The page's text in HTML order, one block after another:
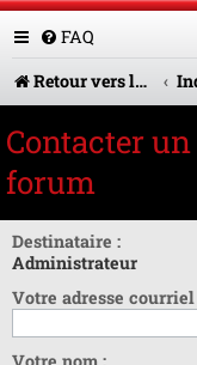
FAQ
Retour vers le site U.A.G.R.
Contacter
forum
Destinataire :
Administrateur
Votre adresse courriel